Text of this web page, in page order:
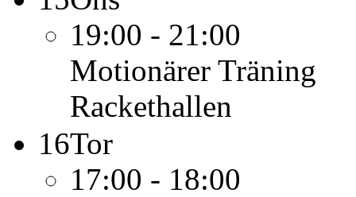
19:00 - 21:00
Motionärer Träning
Rackethallen
16Tor
17:00 - 18:00